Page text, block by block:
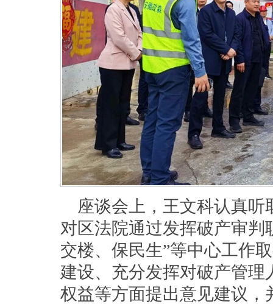
座谈会上，王文科认真
对区法院通过发挥破产审
交楼、保民生”等中心工作
建设、充分发挥对破产管
权益等方面提出意见建议